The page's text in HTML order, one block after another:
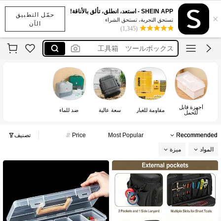
حمّل التطبيق
الآن
×
SHEIN APP - استعد، انطلق، تألق بالأناقة!
تستحق التجربة، تستحق الشراء
(1,345)
工具箱 ツール 収納 ボックス
工具収納
工具箱 ツールボックス
caja de herramienta
工具箱 ツール 収納 ボックス
工具収納
أجهزة قابل
للحمل
مقاومة للغبار سعة عالية ضد للماء
Recommended
Most Popular
Price تصنيف
المواد ميزة